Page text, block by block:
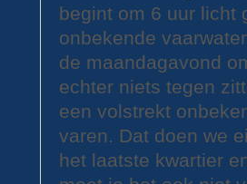
begint om 6 uur licht
onbekende
de maandagavond
echter niets tegen
een volstrekt
varen. Dat doen we
het laatste kwartier